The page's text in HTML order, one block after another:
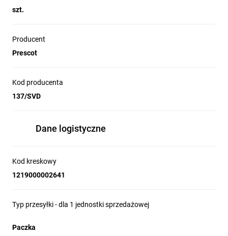
szt.
Producent
Prescot
Kod producenta
137/SVD
Dane logistyczne
Kod kreskowy
1219000002641
Typ przesyłki - dla 1 jednostki sprzedażowej
Paczka